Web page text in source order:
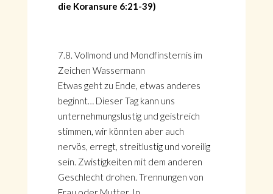
ÜBER AVANTGART.DE
IMPRESSUM & DATENSCHUTZ
die Koransure 6:21-39)
7.8. Vollmond und Mondfinsternis im
Zeichen Wassermann
Etwas geht zu Ende, etwas anderes
beginnt… Dieser Tag kann uns
unternehmungslustig und geistreich
stimmen, wir könnten aber auch
nervös, erregt, streitlustig und voreilig
sein. Zwistigkeiten mit dem anderen
Geschlecht drohen. Trennungen von